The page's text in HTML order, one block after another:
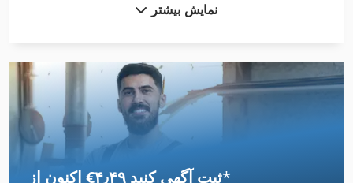
Dws 200
Ng 200
تولید روکش
توپی دوک نخ ریسی
نمایش بیشتر
اکنون از ‎€۴٫۴۹ ثبت آگهی کنید*